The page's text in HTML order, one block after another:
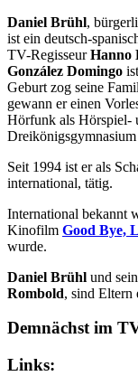
Daniel Brühl,
ist ein deutsch-
TV-RegisseurHanno
González Domingo
Geburt zog seine
gewann er einen
Hörfunk als Hörspiel-
Seit 1994 ist er als
international, tätig.
International bekannt
Kinofilm Good Bye,
wurde.
Daniel Brühl und
Rombold, sind Eltern
Demnächst im
Links: